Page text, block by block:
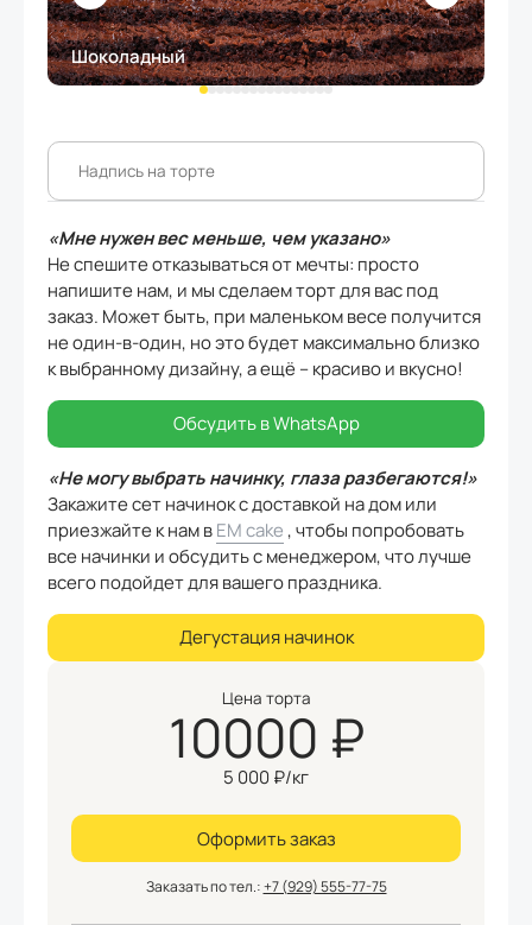
Шоколадный
«Мне нужен вес меньше, чем указано»
Не спешите отказываться от мечты: просто
напишите нам, и мы сделаем торт для вас под
заказ. Может быть, при маленьком весе получится
не один-в-один, но это будет максимально близко
к выбранному дизайну, а ещё – красиво и вкусно!
Обсудить в WhatsApp
«Не могу выбрать начинку, глаза разбегаются!»
Закажите сет начинок с доставкой на дом или
приезжайте к нам вEM cake , чтобы попробовать
все начинки и обсудить с менеджером, что лучше
всего подойдет для вашего праздника.
Дегустация начинок
Цена торта
10000 ₽
5 000 ₽/кг
Оформить заказ
Заказать по тел.:+7 (929) 555-77-75